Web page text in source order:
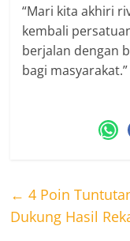
“Mari kita akhiri
kembali
berjalan dengan
bagi
← 4 Poin
Dukung Hasil